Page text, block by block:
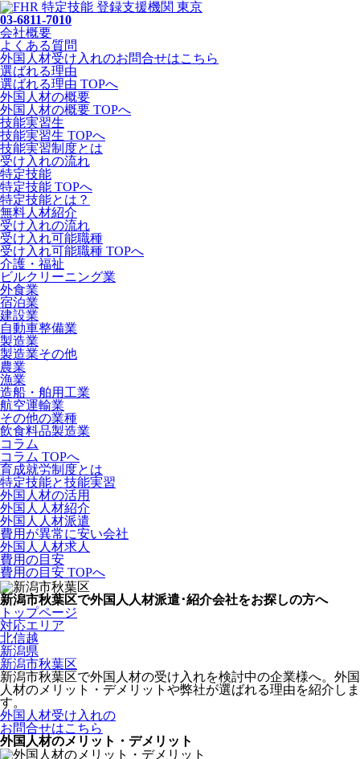
03-6811-7010
会社概要
よくある質問
外国人材受け入れのお問合せはこちら
選ばれる理由
選ばれる理由 TOPへ
外国人材の概要
外国人材の概要 TOPへ
技能実習生
技能実習生 TOPへ
技能実習制度とは
受け入れの流れ
特定技能
特定技能 TOPへ
特定技能とは？
無料人材紹介
受け入れの流れ
受け入れ可能職種
受け入れ可能職種 TOPへ
介護・福祉
ビルクリーニング業
外食業
宿泊業
建設業
自動車整備業
製造業
製造業その他
農業
漁業
造船・舶用工業
航空運輸業
その他の業種
飲食料品製造業
コラム
コラム TOPへ
育成就労制度とは
特定技能と技能実習
外国人材の活用
外国人人材紹介
外国人人材派遣
費用が異常に安い会社
外国人人材求人
費用の目安
費用の目安 TOPへ
新潟市秋葉区で外国人人材派遣･紹介会社をお探しの方へ
トップページ
対応エリア
北信越
新潟県
新潟市秋葉区
新潟市秋葉区で外国人材の受け入れを検討中の企業様へ。外国
人材のメリット・デメリットや弊社が選ばれる理由を紹介しま
す。
外国人材受け入れの
お問合せはこちら
外国人材のメリット・デメリット